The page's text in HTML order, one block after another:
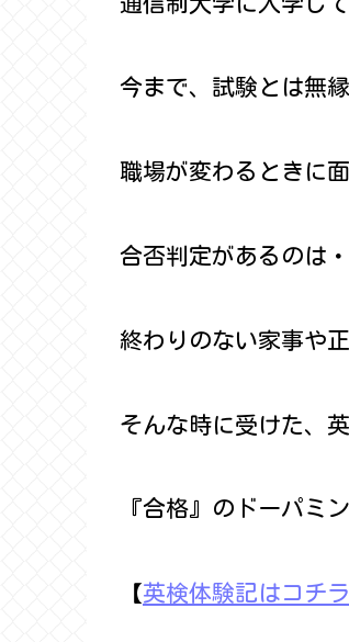
今まで、試験とは無
職場が変わるときに
合否判定があるのは・
終わりのない家事や
そんな時に受けた、
『合格』のドーパミ
【英検体験記はコチ